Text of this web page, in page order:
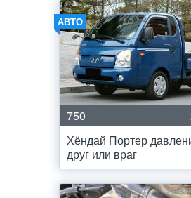
АВТО
750
Хёндай Портер
друг или враг